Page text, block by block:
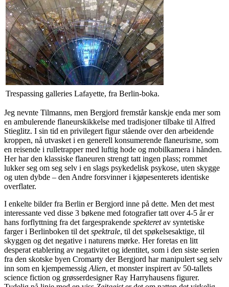
Trespassing galleries Lafayette, fra Berlin-boka.
Jeg nevnte Tilmanns, men Bergjord fremstår kanskje enda mer som
en ambulerende flaneurskikkelse med tradisjoner tilbake til Alfred
Stieglitz. I sin tid en privilegert figur stående over den arbeidende
kroppen, nå utvasket i en generell konsumerende flaneurisme, som
en reisende i rulletrapper med luftig hode og mobilkamera i hånden.
Her har den klassiske flaneuren strengt tatt ingen plass; rommet
lukker seg om seg selv i en slags psykedelisk psykose, uten skygge
og uten dybde – den Andre forsvinner i kjøpesenterets identiske
overflater.
I enkelte bilder fra Berlin er Bergjord inne på dette. Men det mest
interessante ved disse 3 bøkene med fotografier tatt over 4-5 år er
hans forflyttning fra det fargesprakende spekteretav syntetiske
farger i Berlinboken til det spektrale, til det spøkelsesaktige, til
skyggen og det negative i naturens mørke. Her foretas en litt
desperat etablering av negativitet og identitet, som i den siste serien
fra den skotske byen Cromarty der Bergjord har manipulert seg selv
inn som en kjempemessig Alien, et monster inspirert av 50-tallets
science fiction og grøsserdesigner Ray Harryhausens figurer.